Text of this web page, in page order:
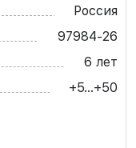
Россия
97984-26
6 лет
+5...+50